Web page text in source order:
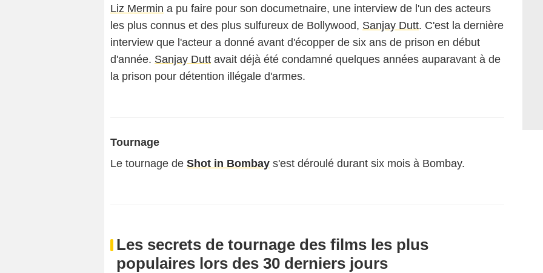
Liz Mermin a pu faire pour son documetnaire, une interview de l'un des acteurs
les plus connus et des plus sulfureux de Bollywood, Sanjay Dutt. C'est la dernière
interview que l'acteur a donné avant d'écopper de six ans de prison en début
d'année. Sanjay Dutt avait déjà été condamné quelques années auparavant à de
la prison pour détention illégale d'armes.
Tournage
Le tournage de Shot in Bombay s'est déroulé durant six mois à Bombay.
Les secrets de tournage des films les plus
populaires lors des 30 derniers jours